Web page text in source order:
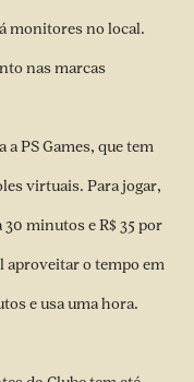
monitores no local.
nas marcas
PS Games, que tem
virtuais. Para jogar,
30 minutos e R$ 35 por
aproveitar o tempo em
e usa uma hora.